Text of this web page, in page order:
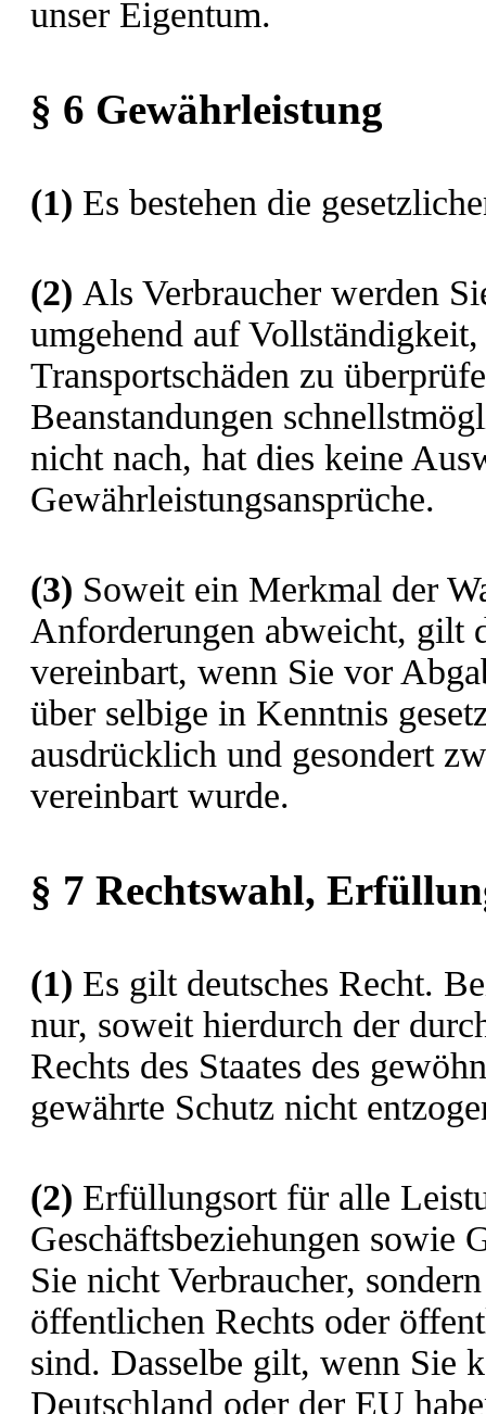
unser Eigentum.
§ 6 Gewährleistung
(1) Es bestehen die
(2) Als Verbraucher werden
umgehend auf
Transportschäden zu
Beanstandungen
nicht nach, hat dies keine
Gewährleistungsansprüche.
(3) Soweit ein Merkmal der
Anforderungen abweicht, gilt
vereinbart, wenn Sie vor
über selbige in Kenntnis
ausdrücklich und gesondert
vereinbart wurde.
§ 7 Rechtswahl,
(1) Es gilt deutsches Recht.
nur, soweit hierdurch der
Rechts des Staates des
gewährte Schutz nicht
(2) Erfüllungsort für alle
Geschäftsbeziehungen sowie
Sie nicht Verbraucher,
öffentlichen Rechts oder
sind. Dasselbe gilt, wenn Sie
Deutschland oder der EU